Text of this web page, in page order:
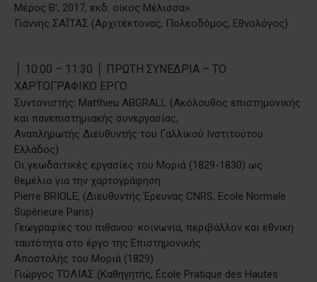
Μέρος Β', 2017, εκδ. οίκος Μέλισσα».
Γιάννης ΣΑΪ́ΤΑΣ (Αρχιτέκτονας, Πολεοδόμος, Εθνολόγος)
│ 10:00 – 11:30 │ ΠΡΩΤΗ ΣΥΝΕΔΡΙΑ – ΤΟ
ΧΑΡΤΟΓΡΑΦΙΚΟ ΕΡΓΟ
Συντονιστής: Matthieu ABGRALL (Ακόλουθος επιστημονικής
και πανεπιστημιακής συνεργασίας,
Αναπληρωτής Διευθυντής του Γαλλικού Ινστιτούτου
Ελλάδος)
Οι γεωδαιτικές εργασίες του Μοριά (1829-1830) ως
θεμέλιο για την χαρτογράφηση
Pierre BRIOLE, (Διευθυντής Έρευνας CNRS, Ecole Normale
Supérieure Paris)
Γεωγραφίες του πιθανού: κοινωνία, περιβάλλον και εθνική
ταυτότητα στο έργο της Επιστημονικής
Αποστολής του Μοριά (1829)
Γιώργος ΤΌΛΙΑΣ (Καθηγητής, École Pratique des Hautes